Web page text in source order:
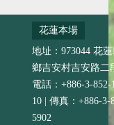
花蓮本場
地址：973044 花
鄉吉安村吉安路二
電話：+886-3-852-
10 | 傳真：+886-3-
5902